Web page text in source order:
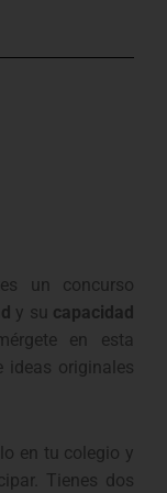
un concurso
y su capacidad
en esta
ideas originales
en tu colegio y
Tienes dos